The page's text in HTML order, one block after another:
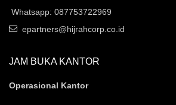
Whatsapp: 087753722969
epartners@hijrahcorp.co.id
JAM BUKA KANTOR
Operasional Kantor